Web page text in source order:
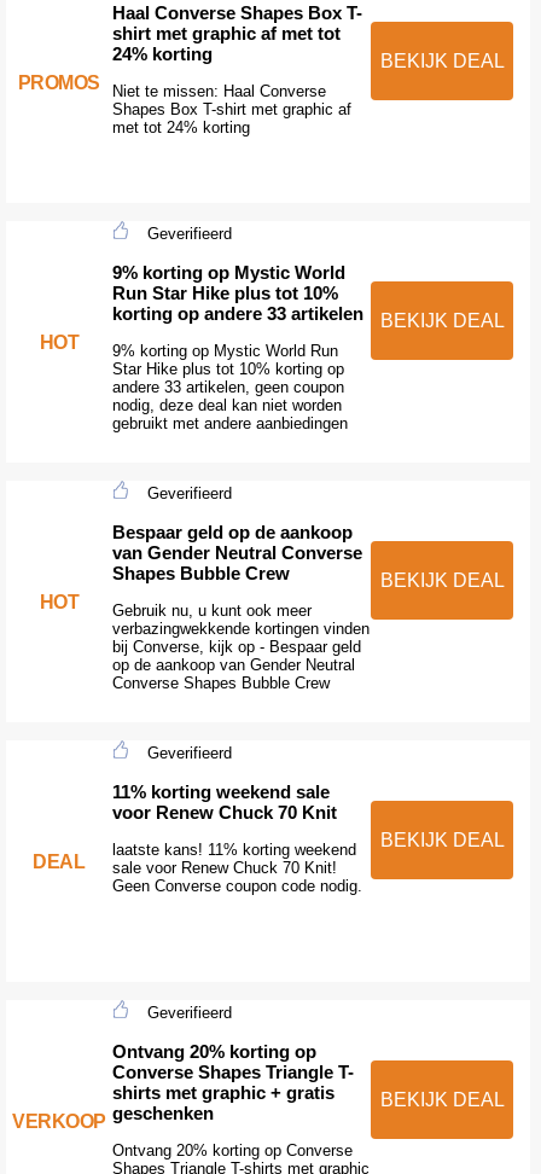
PROMOS
Haal Converse Shapes Box T-
shirt met graphic af met tot
24% korting
Niet te missen: Haal Converse
Shapes Box T-shirt met graphic af
met tot 24% korting
BEKIJK DEAL
HOT
Geverifieerd
9% korting op Mystic World
Run Star Hike plus tot 10%
korting op andere 33 artikelen
9% korting op Mystic World Run
Star Hike plus tot 10% korting op
andere 33 artikelen, geen coupon
nodig, deze deal kan niet worden
gebruikt met andere aanbiedingen
BEKIJK DEAL
HOT
Geverifieerd
Bespaar geld op de aankoop
van Gender Neutral Converse
Shapes Bubble Crew
Gebruik nu, u kunt ook meer
verbazingwekkende kortingen vinden
bij Converse, kijk op - Bespaar geld
op de aankoop van Gender Neutral
Converse Shapes Bubble Crew
BEKIJK DEAL
DEAL
Geverifieerd
11% korting weekend sale
voor Renew Chuck 70 Knit
laatste kans! 11% korting weekend
sale voor Renew Chuck 70 Knit!
Geen Converse coupon code nodig.
BEKIJK DEAL
VERKOOP
Geverifieerd
Ontvang 20% korting op
Converse Shapes Triangle T-
shirts met graphic + gratis
geschenken
Ontvang 20% korting op Converse
Shapes Triangle T-shirts met graphic
BEKIJK DEAL